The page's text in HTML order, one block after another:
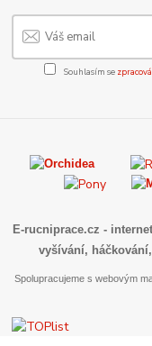
Souhlasím se
E-rucniprace.cz -
vyšívání,
Spolupracujeme s webovým